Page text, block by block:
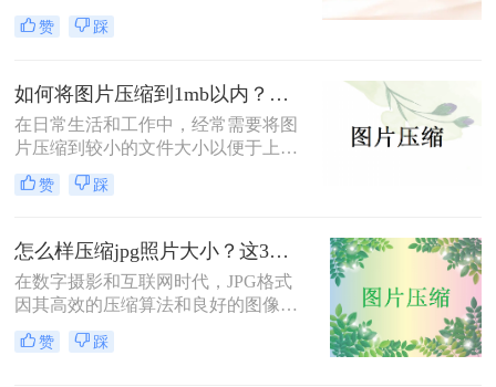
求。那么图片怎样免费压缩到200k以
下呢？本文将介绍两种免费将图片压
赞 踩
如何将图片压缩到1mb以内？教你三种压缩方法！
在日常生活和工作中，经常需要将图
片压缩到较小的文件大小以便于上
传、分享或存储。那么如何将图片压
缩到1mb以内呢？本文将详细介绍几
赞 踩
怎么样压缩jpg照片大小？这3种图片压缩方法一定要会！
在数字摄影和互联网时代，JPG格式
因其高效的压缩算法和良好的图像质
量而广受欢迎。然而，有时JPG照片
的大小可能过大，不便于分享、上传
赞 踩